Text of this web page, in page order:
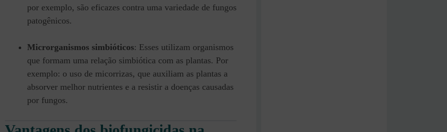
por exemplo, são eficazes contra uma variedade de fungos
patogênicos.
Microrganismos simbióticos: Esses utilizam organismos
que formam uma relação simbiótica com as plantas. Por
exemplo: o uso de micorrizas, que auxiliam as plantas a
absorver melhor nutrientes e a resistir a doenças causadas
por fungos.